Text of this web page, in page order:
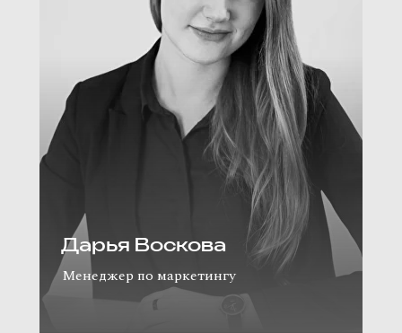
Дарья Воскова
Менеджер по маркетингу